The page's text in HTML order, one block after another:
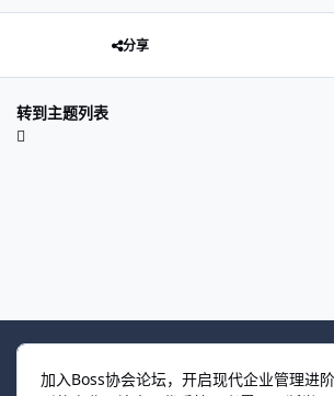
分享
转到主题列表
加入Boss协会论坛，开启现代企业管理进